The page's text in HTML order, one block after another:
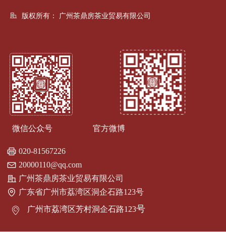
微信公众号 官方微博
版权所有： 广州茶鼎房茶业贸易有限公司
020-81567226
20000110@qq.com
广州茶鼎房茶业贸易有限公司
广东省广州市荔湾区洞企石路123号
ꀷ 广州市荔湾区芳村洞企石路123号